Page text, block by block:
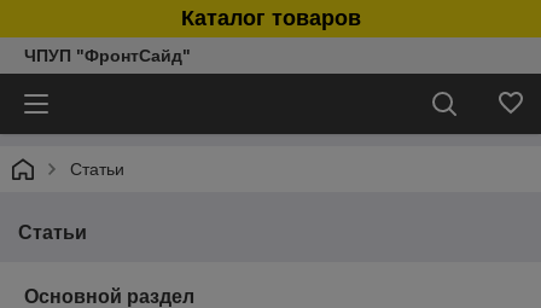
Каталог товаров
ЧПУП "ФронтСайд"
Статьи
Статьи
Основной раздел